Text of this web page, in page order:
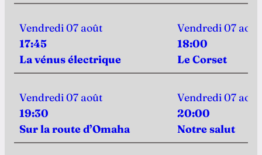
Vendredi 07 août
17:45
La vénus électrique
Vendredi 07 août
18:00
Le Corset
Vendredi 07 août
19:30
Sur la route d’Omaha
Vendredi 07 août
20:00
Notre salut